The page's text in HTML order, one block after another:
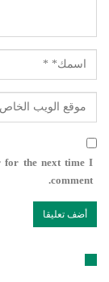
for the next time I
comment.